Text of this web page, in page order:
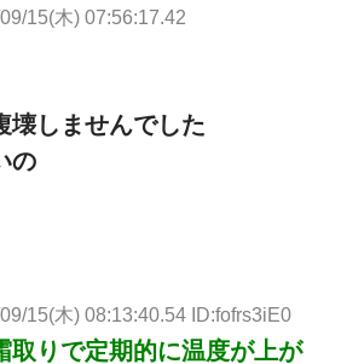
15(木) 07:56:17.42
壊しませんでした
の
15(木) 08:13:40.54 ID:fofrs3iE0
取りで定期的に温度が上が